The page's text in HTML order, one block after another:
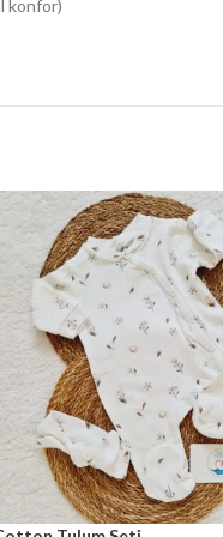
konfor)